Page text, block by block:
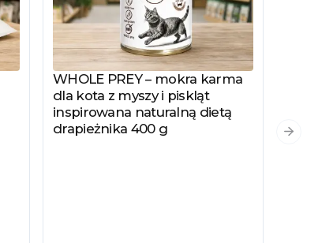
Zobacz produkt
WHOLE PREY – mokra karma
dla kota z myszy i piskląt
inspirowana naturalną dietą
drapieżnika 400 g